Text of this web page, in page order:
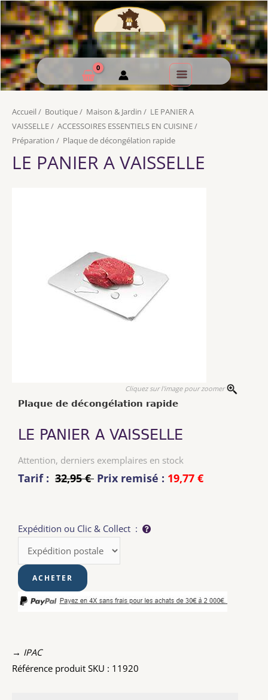
Accueil / Boutique/ Maison & Jardin / LE PANIER A
VAISSELLE/ ACCESSOIRES ESSENTIELS EN CUISINE/
Préparation / Plaque de décongélation rapide
LE PANIER A VAISSELLE
Cliquez sur l'image pour zoomer
Plaque de décongélation rapide
LE PANIER A VAISSELLE
Attention, derniers exemplaires en stock
Tarif : 32,95 € Prix remisé : 19,77 €
Expédition ou Clic & Collect :
→ IPAC
Référence produit SKU : 11920